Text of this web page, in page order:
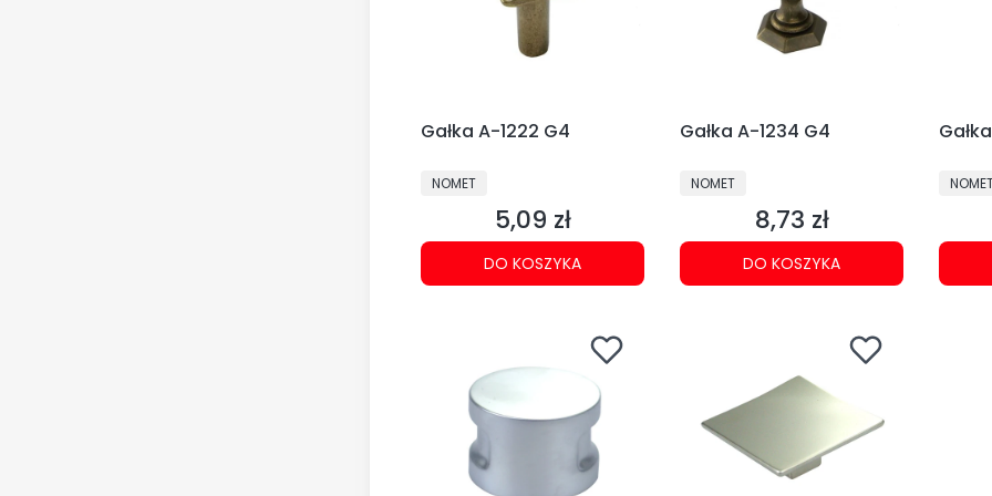
Gałka A-1222 G4
PRODUCENT
NOMET
Cena
5,09 zł
DO KOSZYKA
Gałka A-1234 G4
PRODUCENT
NOMET
Cena
8,73 zł
DO KOSZYKA